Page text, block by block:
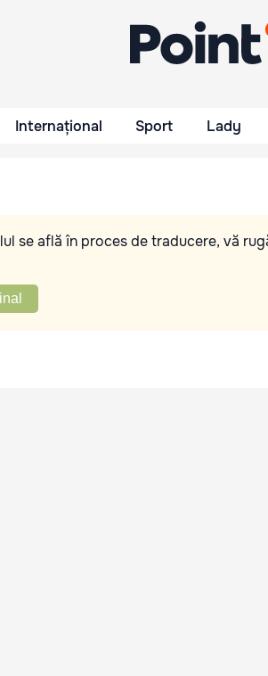
Internațional Sport Lady
se află în proces de traducere, vă